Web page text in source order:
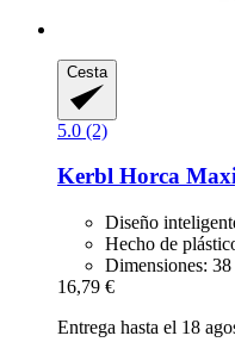
Cesta
5.0 (2)
Kerbl Horca
Diseño
Hecho de
Dimensiones:
16,79 €
Entrega hasta el 18